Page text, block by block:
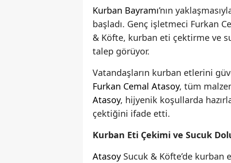
Kurban Bayramı’nın
başladı. Genç işletmeci Furkan
& Köfte, kurban eti çektirme ve
talep görüyor.
Vatandaşların kurban etlerini
Furkan Cemal Atasoy, tüm
Atasoy, hijyenik koşullarda
çektiğini ifade etti.
Kurban Eti Çekimi ve Sucuk
Atasoy Sucuk & Köfte’de kurban